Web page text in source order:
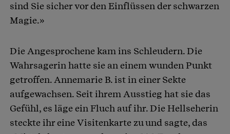
sind Sie sicher vor den Einflüssen der schwarzen
Magie.»
Die Angesprochene kam ins Schleudern. Die
Wahrsagerin hatte sie an einem wunden Punkt
getroffen. Annemarie B. ist in einer Sekte
aufgewachsen. Seit ihrem Ausstieg hat sie das
Gefühl, es läge ein Fluch auf ihr. Die Hellseherin
steckte ihr eine Visitenkarte zu und sagte, das